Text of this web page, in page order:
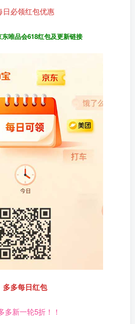
日必领红包优惠
唯品会618红包及更新链接
多多每日红包
多新一轮5折！！